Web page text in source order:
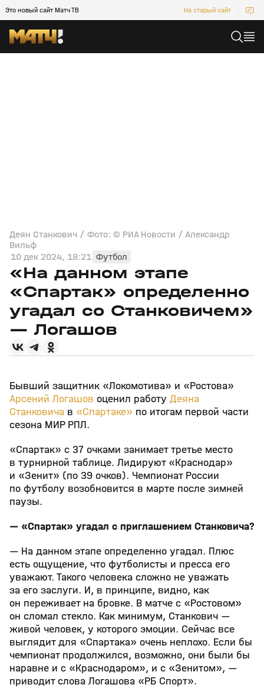
Это новый сайт Матч ТВ На старый сайт
Деян Станкович / Фото: © РИА Новости / Александр
Вильф
10 дек 2024, 18:21 Футбол
«На данном этапе
«Спартак» определенно
угадал со Станковичем»
— Логашов
Бывший защитник «Локомотива» и «Ростова»
Арсений Логашов оценил работу Деяна
Станковича в «Спартаке» по итогам первой части
сезона МИР РПЛ.
«Спартак» с 37 очками занимает третье место
в турнирной таблице. Лидируют «Краснодар»
и «Зенит» (по 39 очков). Чемпионат России
по футболу возобновится в марте после зимней
паузы.
— «Спартак» угадал с приглашением Станковича?
— На данном этапе определенно угадал. Плюс
есть ощущение, что футболисты и пресса его
уважают. Такого человека сложно не уважать
за его заслуги. И, в принципе, видно, как
он переживает на бровке. В матче с «Ростовом»
он сломал стекло. Как минимум, Станкович —
живой человек, у которого эмоции. Сейчас все
выглядит для «Спартака» очень неплохо. Если бы
чемпионат продолжился, возможно, они были бы
наравне и с «Краснодаром», и с «Зенитом», —
приводит слова Логашова «РБ Спорт».